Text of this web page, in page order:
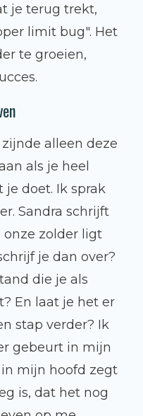
je terug trekt,
limit bug". Het
te groeien,
alleen deze
als je heel
doet. Ik sprak
Sandra schrijft
onze zolder ligt
je dan over?
die je als
En laat je het er
stap verder? Ik
gebeurt in mijn
mijn hoofd zegt
is, dat het nog